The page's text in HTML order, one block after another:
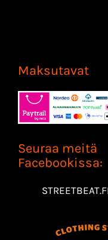
Maksutavat
Seuraa meitä
Facebookissa:
STREETBEAT.FI